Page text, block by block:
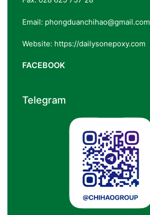
Email: phongduanchihao@gmail.com
Website: https://dailysonepoxy.com
FACEBOOK
Telegram